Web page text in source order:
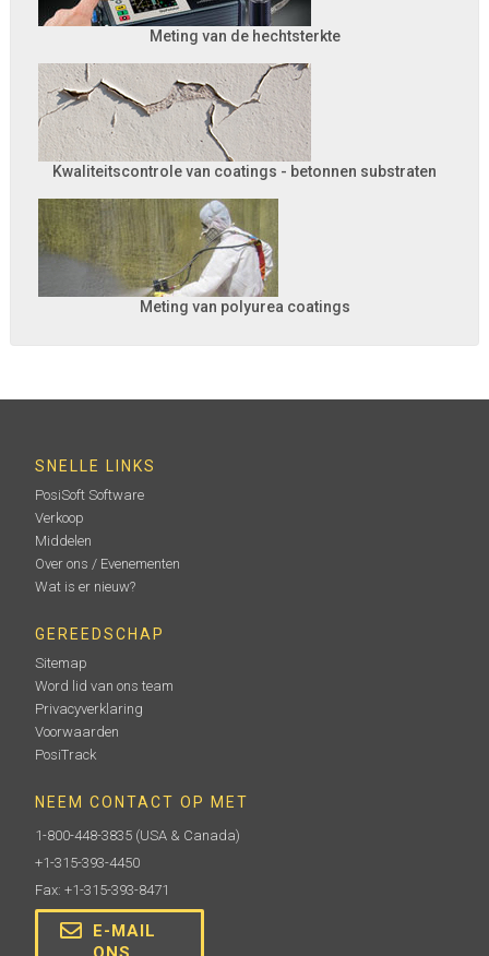
Meting van de hechtsterkte
Kwaliteitscontrole van coatings - betonnen substraten
Meting van polyurea coatings
SNELLE LINKS
PosiSoft Software
Verkoop
Middelen
Over ons / Evenementen
Wat is er nieuw?
GEREEDSCHAP
Sitemap
Word lid van ons team
Privacyverklaring
Voorwaarden
PosiTrack
NEEM CONTACT OP MET
1-800-448-3835 (USA & Canada)
+1-315-393-4450
Fax: +1-315-393-8471
E-MAIL